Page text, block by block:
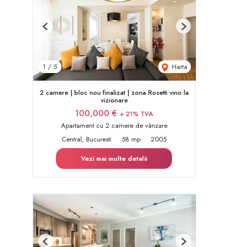
1 / 5 Harta
Previous Next
2 camere | bloc nou finalizat | zona Rosetti vino la
vizionare
100,000 € + 21% TVA
Apartament cu 2 camere de vânzare
Central, Bucuresti
58 mp
2005
Vezi mai multe detalii